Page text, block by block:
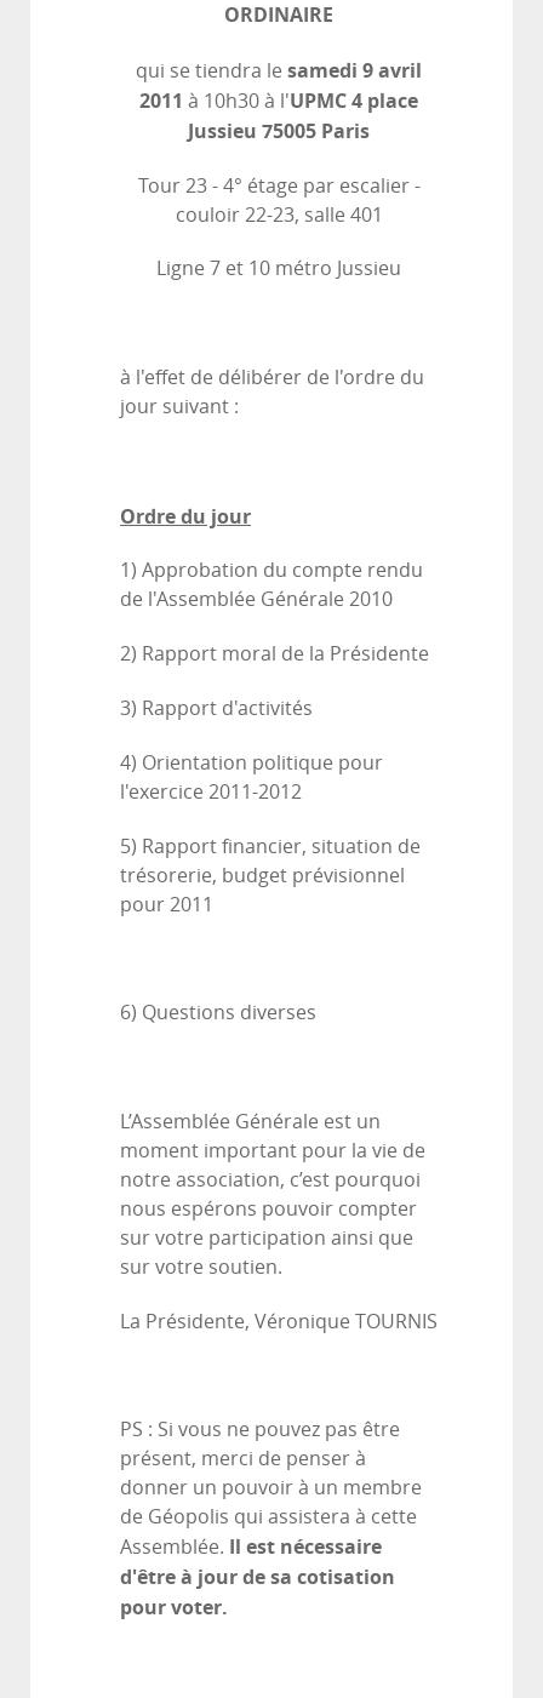
ORDINAIRE
qui se tiendra le samedi 9 avril
2011 à 10h30 à l'UPMC 4 place
Jussieu 75005 Paris
Tour 23 - 4° étage par escalier -
couloir 22-23, salle 401
Ligne 7 et 10 métro Jussieu
à l'effet de délibérer de l'ordre du
jour suivant :
Ordre du jour
1) Approbation du compte rendu
de l'Assemblée Générale 2010
2) Rapport moral de la Présidente
3) Rapport d'activités
4) Orientation politique pour
l'exercice 2011-2012
5) Rapport financier, situation de
trésorerie, budget prévisionnel
pour 2011
6) Questions diverses
L’Assemblée Générale est un
moment important pour la vie de
notre association, c’est pourquoi
nous espérons pouvoir compter
sur votre participation ainsi que
sur votre soutien.
La Présidente, Véronique TOURNIS
PS : Si vous ne pouvez pas être
présent, merci de penser à
donner un pouvoir à un membre
de Géopolis qui assistera à cette
Assemblée. Il est nécessaire
d'être à jour de sa cotisation
pour voter.